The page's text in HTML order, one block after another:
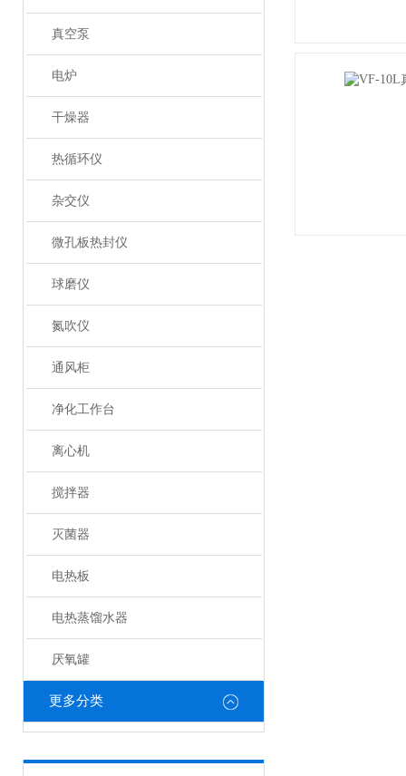
真空泵
电炉
干燥器
热循环仪
杂交仪
微孔板热封仪
球磨仪
氮吹仪
通风柜
净化工作台
离心机
搅拌器
灭菌器
电热板
电热蒸馏水器
厌氧罐
更多分类